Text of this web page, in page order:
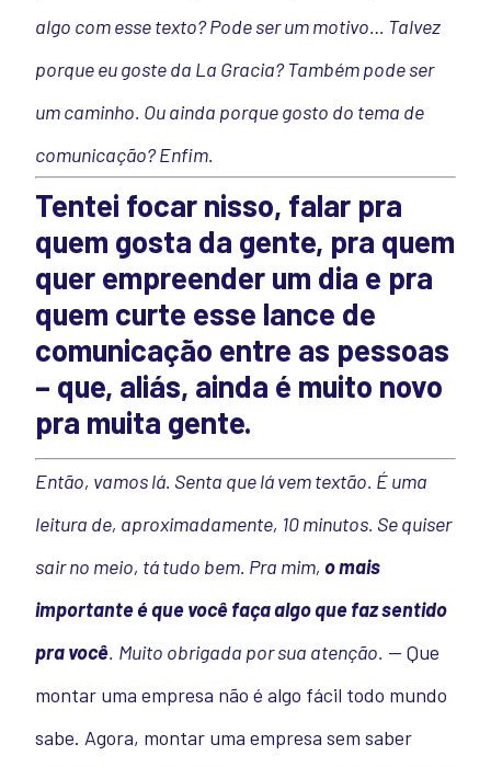
algo com esse texto? Pode ser um motivo… Talvez
porque eu goste da La Gracia? Também pode ser
um caminho. Ou ainda porque gosto do tema de
comunicação? Enfim.
Tentei focar nisso, falar pra
quem gosta da gente, pra quem
quer empreender um dia e pra
quem curte esse lance de
comunicação entre as pessoas
– que, aliás, ainda é muito novo
pra muita gente.
Então, vamos lá. Senta que lá vem textão. É uma
leitura de, aproximadamente, 10 minutos. Se quiser
sair no meio, tá tudo bem. Pra mim, o mais
importante é que você faça algo que faz sentido
pra você. Muito obrigada por sua atenção. — Que
montar uma empresa não é algo fácil todo mundo
sabe. Agora, montar uma empresa sem saber